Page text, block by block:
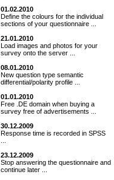
01.02.2010
Define the colours for the individual
sections of your questionnaire ...
21.01.2010
Load images and photos for your
survey onto the server ...
08.01.2010
New question type semantic
differential/polarity profile ...
01.01.2010
Free .DE domain when buying a
survey free of advertisements ...
30.12.2009
Response time is recorded in SPSS
23.12.2009
Stop answering the questionnaire and
continue later ...